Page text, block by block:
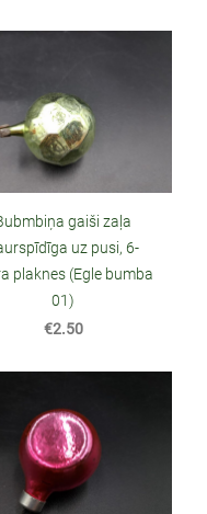
gaiši zaļa
uz pusi, 6-
plaknes (Egle bumba
01)
€2.50